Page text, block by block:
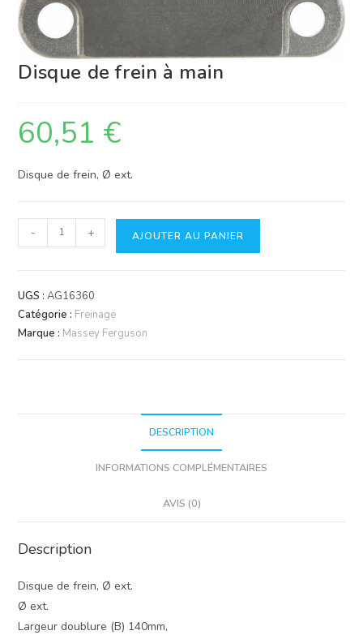
Disque de frein à main
60,51 €
Disque de frein, Ø ext.
quantité
de
de
frein
à
- + AJOUTER AU PANIER
UGS :AG16360
Catégorie : Freinage
Marque : Massey Ferguson
DESCRIPTION
INFORMATIONS COMPLÉMENTAIRES
AVIS (0)
Description
Disque de frein, Ø ext.
Ø ext.
Largeur doublure (B) 140mm,